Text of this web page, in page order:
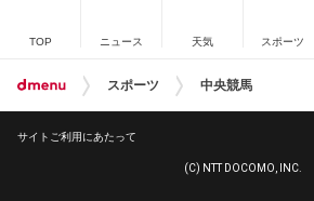
TOP ニュース 天気 スポーツ
スポーツ 中央競馬
サイトご利用にあたって
(C) NTT DOCOMO, INC.